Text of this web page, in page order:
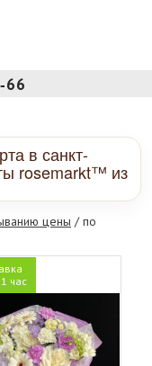
в санкт-
rosemarkt™ из
цены / по
час